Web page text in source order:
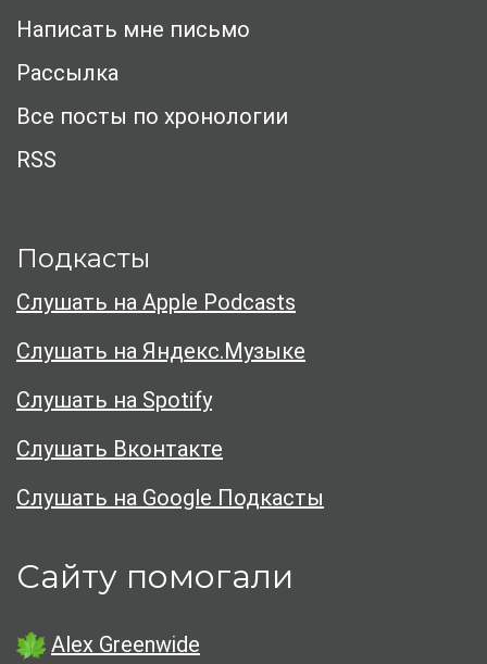
Написать мне письмо
Рассылка
Все посты по хронологии
RSS
Подкасты
Слушать на Apple Podcasts
Слушать на Яндекс.Музыке
Слушать на Spotify
Слушать Вконтакте
Слушать на Google Подкасты
Сайту помогали
Alex Greenwide